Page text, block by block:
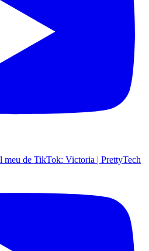
meu de TikTok: Victoria | PrettyTech